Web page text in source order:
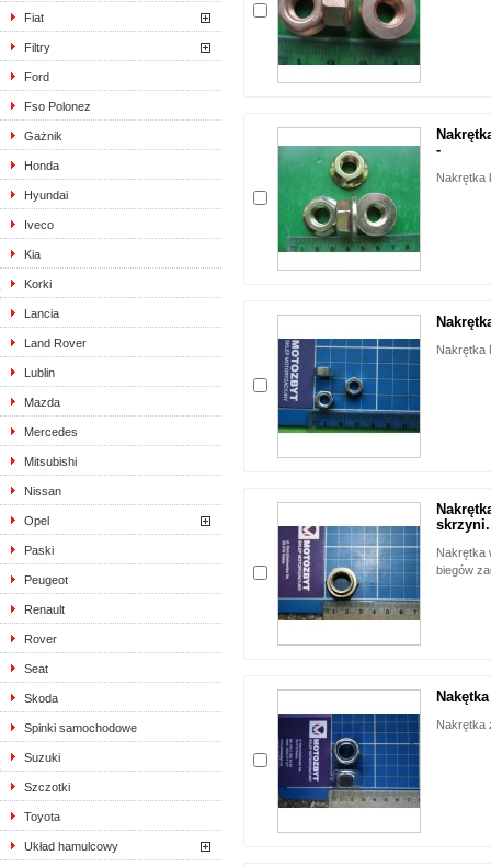
Fiat
Filtry
Ford
Fso Polonez
Gażnik
Honda
Hyundai
Iveco
Kia
Korki
Lancia
Land Rover
Lublin
Mazda
Mercedes
Mitsubishi
Nissan
Opel
Paski
Peugeot
Renault
Rover
Seat
Skoda
Spinki samochodowe
Suzuki
Szczotki
Toyota
Układ hamulcowy
-
Nakrętka
Nakrętka
Nakrętka
biegów
Nakrętka